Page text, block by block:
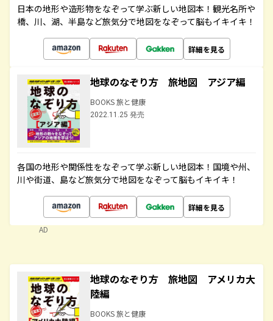
日本の地形や造形物をなぞって学ぶ新しい地図本！観光名所や
橋、川、湖、半島など旅気分で地図をなぞって脳もイキイキ！
詳細を見る
地球のなぞり方 旅地図 アジア編
BOOKS 旅と健康
2022.11.25 発売
各国の地形や関係性をなぞって学ぶ新しい地図本！国境や州、
川や街道、島など旅気分で地図をなぞって脳もイキイキ！
詳細を見る
AD
地球のなぞり方 旅地図 アメリカ大
陸編
BOOKS 旅と健康